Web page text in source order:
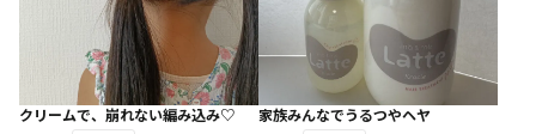
クリームで、崩れない編み込み♡
家族みんなでうるつやヘヤ